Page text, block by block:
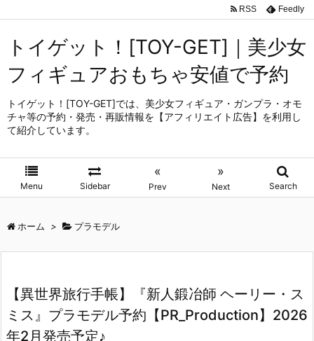
トイゲット！[TOY-GET]｜美少女
フィギュアおもちゃ安値で予約
トイゲット！[TOY-GET]では、美少女フィギュア・ガンプラ・オモ
チャ等の予約・発売・再販情報を【アフィリエイト広告】を利用し
て紹介しています。
Menu Sidebar
«
Prev
»
Next Search
RSS Feedly
ホーム > プラモデル
【異世界旅行手帳】『新人鍛冶師 ヘーリー・ス
ミス』プラモデル予約【PR_Production】2026
年2月発売予定♪